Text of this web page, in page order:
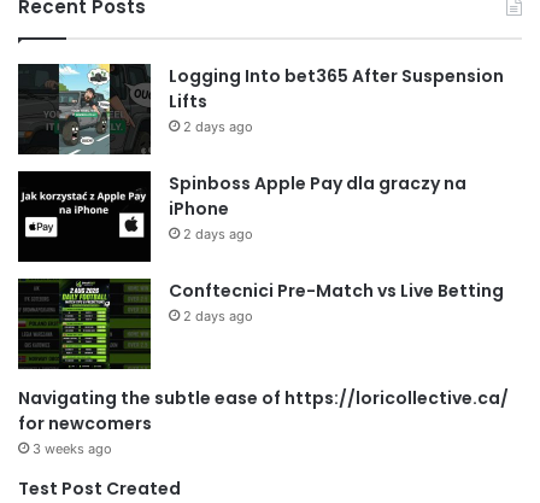
Recent Posts
Logging Into bet365 After Suspension
Lifts
2 days ago
Spinboss Apple Pay dla graczy na
iPhone
2 days ago
Conftecnici Pre-Match vs Live Betting
2 days ago
Navigating the subtle ease of https://loricollective.ca/
for newcomers
3 weeks ago
Test Post Created